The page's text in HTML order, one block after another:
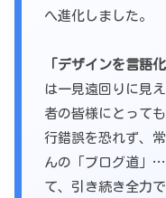
へ進化しました。
「デザインを言語
は一見遠回りに見
者の皆様にとって
行錯誤を恐れず、
んの「ブログ道」
て、引き続き全力